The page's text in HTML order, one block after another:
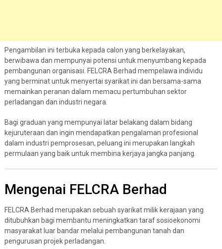
Pengambilan ini terbuka kepada calon yang berkelayakan,
berwibawa dan mempunyai potensi untuk menyumbang kepada
pembangunan organisasi. FELCRA Berhad mempelawa individu
yang berminat untuk menyertai syarikat ini dan bersama-sama
memainkan peranan dalam memacu pertumbuhan sektor
perladangan dan industri negara.
Bagi graduan yang mempunyai latar belakang dalam bidang
kejuruteraan dan ingin mendapatkan pengalaman profesional
dalam industri pemprosesan, peluang ini merupakan langkah
permulaan yang baik untuk membina kerjaya jangka panjang.
Mengenai FELCRA Berhad
FELCRA Berhad merupakan sebuah syarikat milik kerajaan yang
ditubuhkan bagi membantu meningkatkan taraf sosioekonomi
masyarakat luar bandar melalui pembangunan tanah dan
pengurusan projek perladangan.